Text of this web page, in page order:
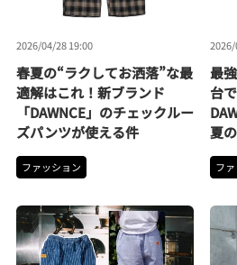
2026/04/28 19:00
春夏の“ラクしてお洒落”な最
適解はこれ！新ブランド
「DAWNCE」のチェックルー
ズパンツが使える件
ファッション
最
台
夏
フ